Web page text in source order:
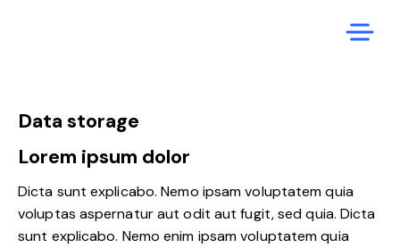
Data storage
Lorem ipsum dolor
Dicta sunt explicabo. Nemo ipsam voluptatem quia
voluptas aspernatur aut odit aut fugit, sed quia. Dicta
sunt explicabo. Nemo enim ipsam voluptatem quia